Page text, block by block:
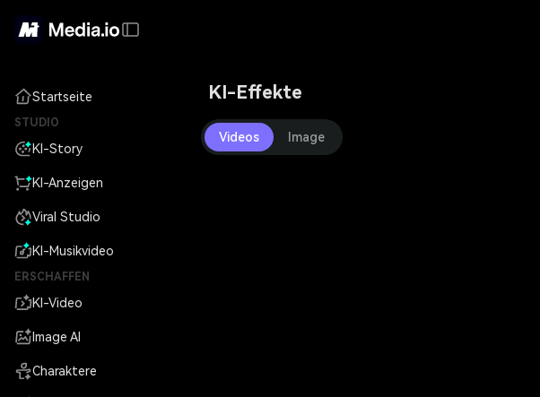
Startseite
STUDIO
KI-Story
KI-Anzeigen
Viral Studio
KI-Musikvideo
ERSCHAFFEN
KI-Video
Image AI
Charaktere
KI-Effekte
Videos Image